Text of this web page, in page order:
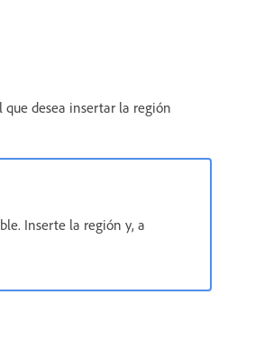
desea insertar la región
Inserte la región y, a